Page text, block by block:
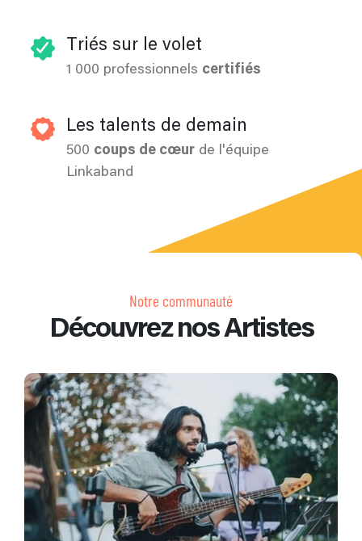
Triés sur le volet
1 000 professionnels certifiés
Les talents de demain
500 coups de cœurde l'équipe
Linkaband
Notre communauté
Découvrez nos Artistes